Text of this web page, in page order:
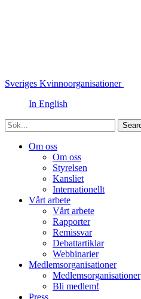
Sveriges Kvinnoorganisationer
In English
Sök
Om oss
Om oss
Styrelsen
Kansliet
Internationellt
Vårt arbete
Vårt arbete
Rapporter
Remissvar
Debattartiklar
Webbinarier
Medlemsorganisationer
Medlemsorganisationer
Bli medlem!
Press